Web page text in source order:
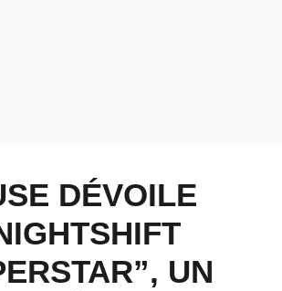
DÉVOILE
UN